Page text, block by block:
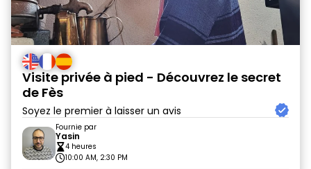
Visite privée à pied - Découvrez le secret
de Fès
Soyez le premier à laisser un avis
Fournie par
Yasin
4 heures
10:00 AM, 2:30 PM